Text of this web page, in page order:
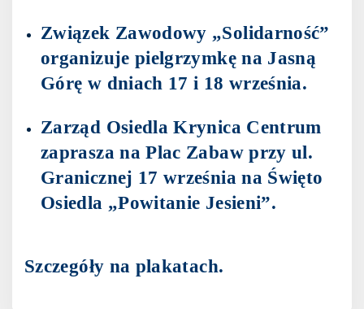
Związek Zawodowy „Solidarność”
organizuje pielgrzymkę na Jasną
Górę w dniach 17 i 18 września.
Zarząd Osiedla Krynica Centrum
zaprasza na Plac Zabaw przy ul.
Granicznej 17 września na Święto
Osiedla „Powitanie Jesieni”.
Szczegóły na plakatach.